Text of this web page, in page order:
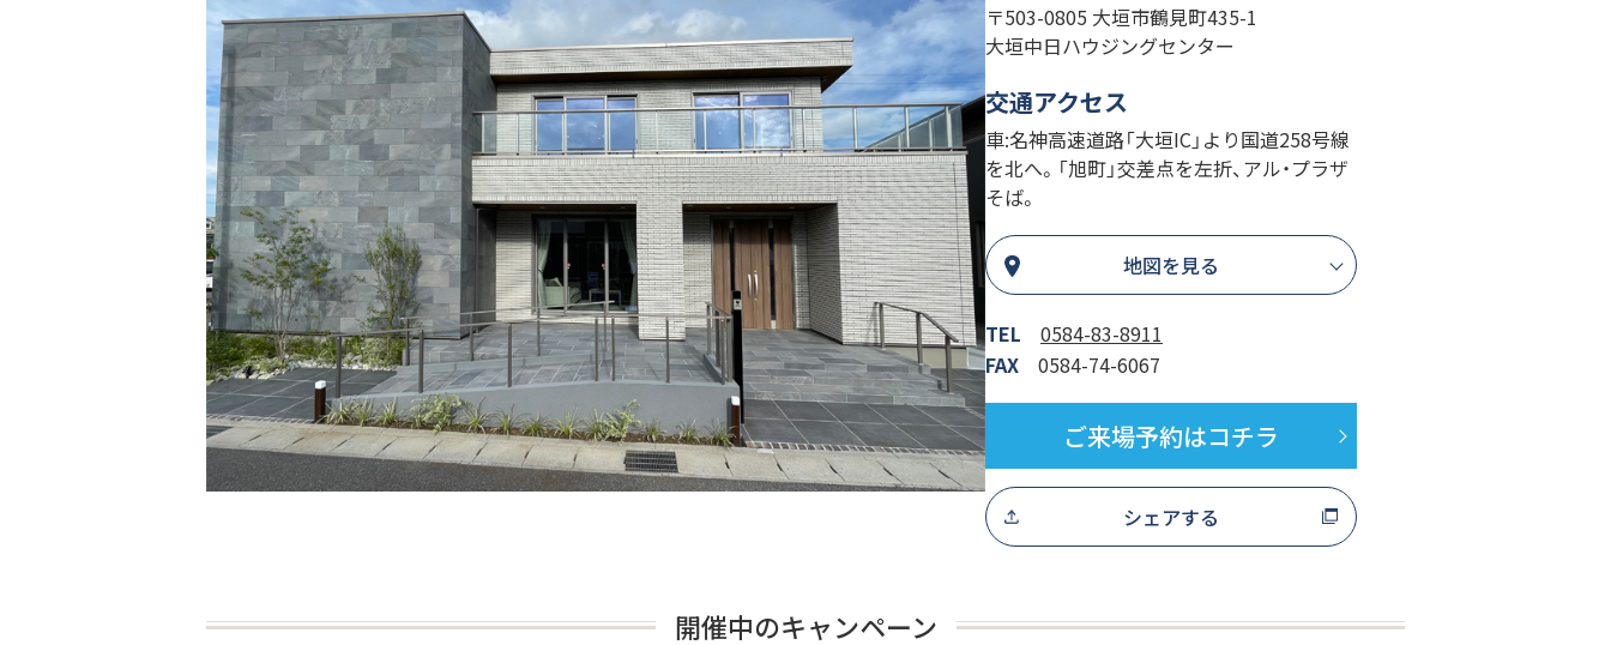
〒503-0805 大垣市鶴見町435-1
大垣中日ハウジングセンター
交通アクセス
車:名神高速道路「大垣IC」より国道258号線
を北へ。「旭町」交差点を左折、アル・プラザ
そば。
地図を見る
TEL 0584-83-8911
FAX 0584-74-6067
ご来場予約はコチラ
シェアする
開催中のキャンペーン